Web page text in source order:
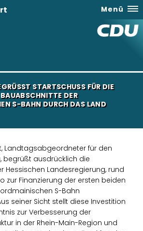
Menü
STARTSCHUSS FÜR DIE E
DER N
S-BAHN DURCH DAS LAND H
Landtagsabgeordneter für den
begrüßt ausdrücklich die
Hessischen Landesregierung, rund
zur Finanzierung der ersten beiden
S-Bahn
seiner Sicht stellt diese Investition
zur Verbesserung der
in der Rhein-Main-Region und